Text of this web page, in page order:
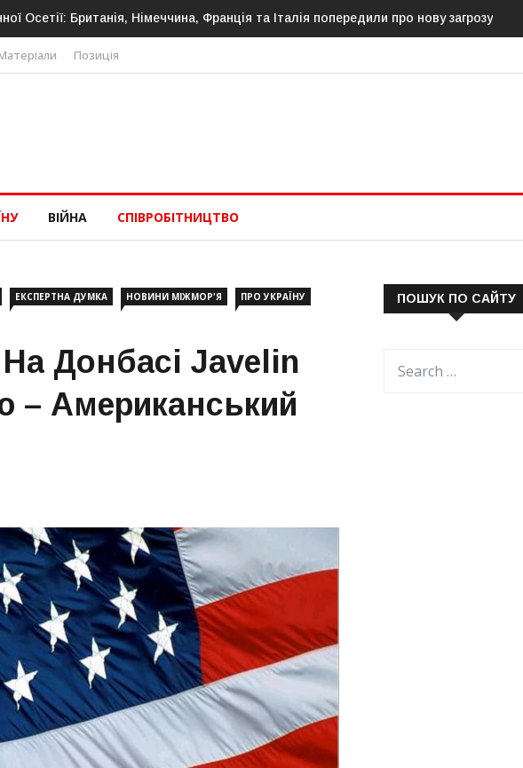
посилює кордон із Росією: облаштовано ще 26 км прикордонної інфраструктури
Позиція
ВІЙНА СПІВРОБІТНИЦТВО
ЕКСПЕРТНА ДУМКА НОВИНИ МІЖМОР'Я
ПРО УКРАЇНУ
Донбасі Javelin
– Американський
ПОШУК ПО САЙТУ